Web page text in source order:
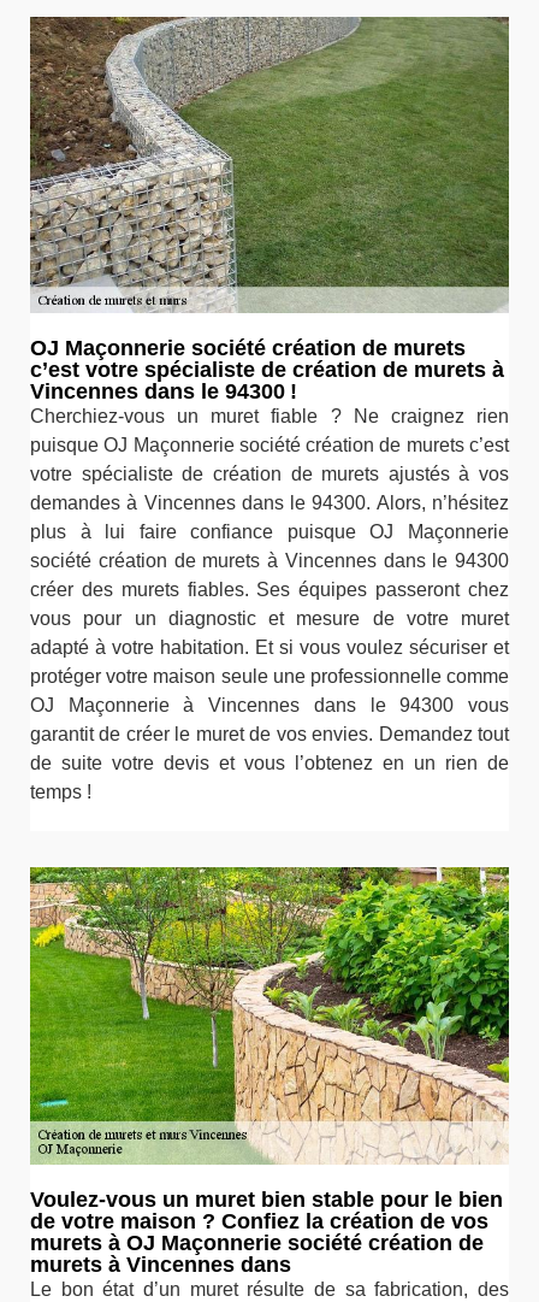
OJ Maçonnerie société création de murets
c’est votre spécialiste de création de murets à
Vincennes dans le 94300 !
Cherchiez-vous un muret fiable ? Ne craignez rien
puisque OJ Maçonnerie société création de murets c’est
votre spécialiste de création de murets ajustés à vos
demandes à Vincennes dans le 94300. Alors, n’hésitez
plus à lui faire confiance puisque OJ Maçonnerie
société création de murets à Vincennes dans le 94300
créer des murets fiables. Ses équipes passeront chez
vous pour un diagnostic et mesure de votre muret
adapté à votre habitation. Et si vous voulez sécuriser et
protéger votre maison seule une professionnelle comme
OJ Maçonnerie à Vincennes dans le 94300 vous
garantit de créer le muret de vos envies. Demandez tout
de suite votre devis et vous l’obtenez en un rien de
temps !
Voulez-vous un muret bien stable pour le bien
de votre maison ? Confiez la création de vos
murets à OJ Maçonnerie société création de
murets à Vincennes dans
Le bon état d’un muret résulte de sa fabrication, des